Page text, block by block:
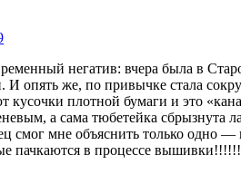
негатив: вчера была в
И опять же, по привычке стала
кусочки плотной бумаги и это
а сама тюбетейка сбрызнута
смог мне объяснить только
пачкаются в процессе